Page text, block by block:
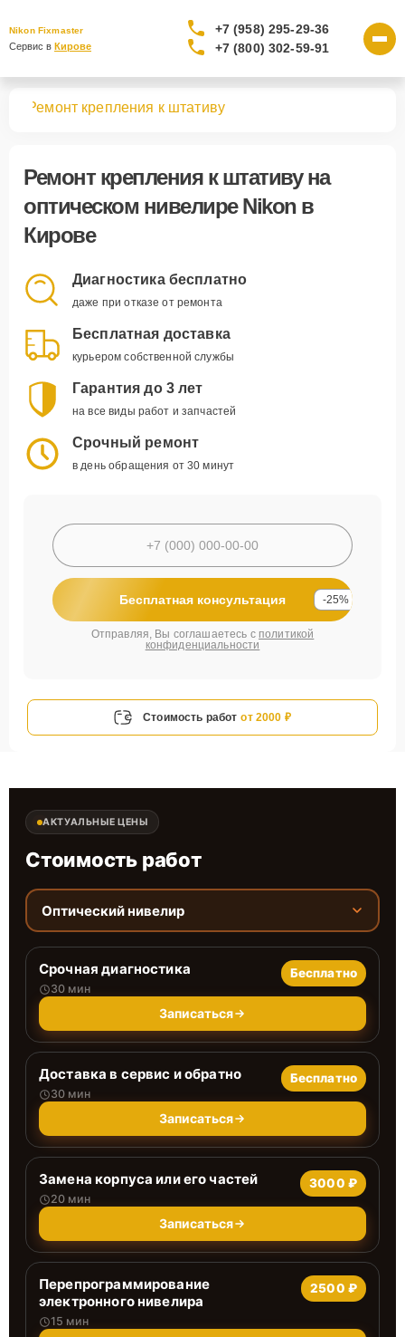
Nikon Fixmaster
Сервис в Кирове
+7 (958) 295-29-36
+7 (800) 302-59-91
Ремонт крепления к штативу
Ремонт крепления к штативуна
оптическом нивелире Nikon в
Кирове
Диагностика бесплатно
даже при отказе от ремонта
Бесплатная доставка
курьером собственной службы
Гарантия до 3 лет
на все виды работ и запчастей
Срочный ремонт
в день обращения от 30 минут
Бесплатная консультация -25%
Отправляя, Вы соглашаетесь с политикой
конфиденциальности
Стоимость работ от 2000 ₽
АКТУАЛЬНЫЕ ЦЕНЫ
Стоимость работ
Оптический нивелир
Срочная диагностика
30 мин
Бесплатно
Записаться
Доставка в сервис и обратно
30 мин
Бесплатно
Записаться
Замена корпуса или его частей
20 мин
3000 ₽
Записаться
Перепрограммирование
электронного нивелира
15 мин
2500 ₽